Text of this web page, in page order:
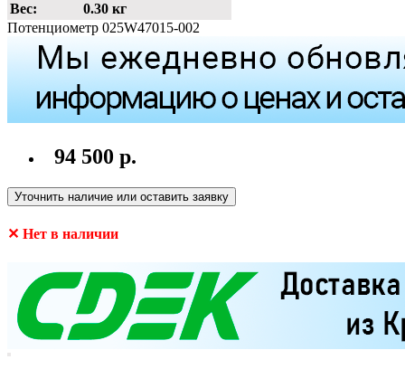
Вес:
0.30 кг
Потенциометр 025W47015-002
94 500 р.
Уточнить наличие или оставить заявку
✕ Нет в наличии